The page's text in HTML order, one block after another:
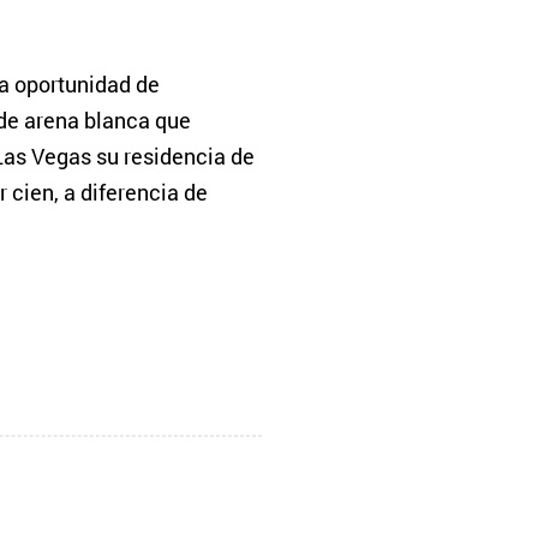
oportunidad de
arena blanca que
Vegas su residencia de
cien, a diferencia de